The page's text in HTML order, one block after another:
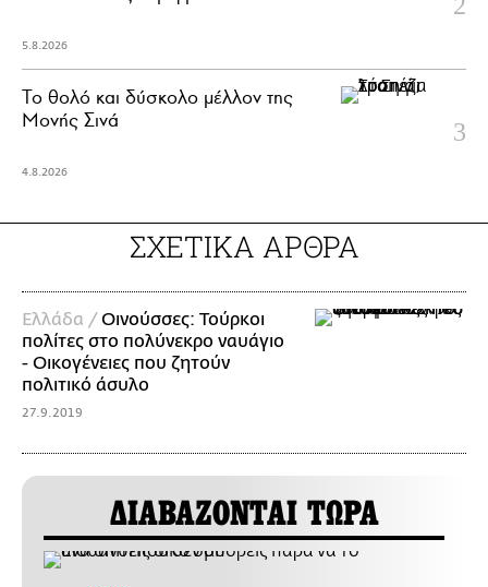
5.8.2026
Το θολό και δύσκολο μέλλον της
Μονής Σινά
4.8.2026
ΣΧΕΤΙΚΑ ΑΡΘΡΑ
Ελλάδα /Οινούσσες: Τούρκοι
πολίτες στο πολύνεκρο ναυάγιο
- Οικογένειες που ζητούν
πολιτικό άσυλο
27.9.2019
ΔΙΑΒΑΖΟΝΤΑΙ ΤΩΡΑ